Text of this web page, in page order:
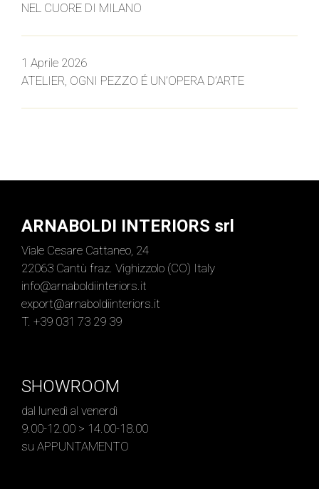
NEL CUORE DI MILANO
ATELIER, OGNI PEZZO É UN’OPERA D’ARTE
1 Aprile 2026
ARNABOLDI INTERIORS srl
Viale Cesare Cattaneo, 24
22063 Cantù fraz. Vighizzolo (CO) Italy
info@arnaboldiinteriors.it
export@arnaboldiinteriors.it
T. +39 031 73 29 39
SHOWROOM
dal lunedì al venerdì
9.00-12.00 > 14.00-18.00
su APPUNTAMENTO